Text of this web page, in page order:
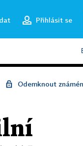
Přihlásit se
Odemknout